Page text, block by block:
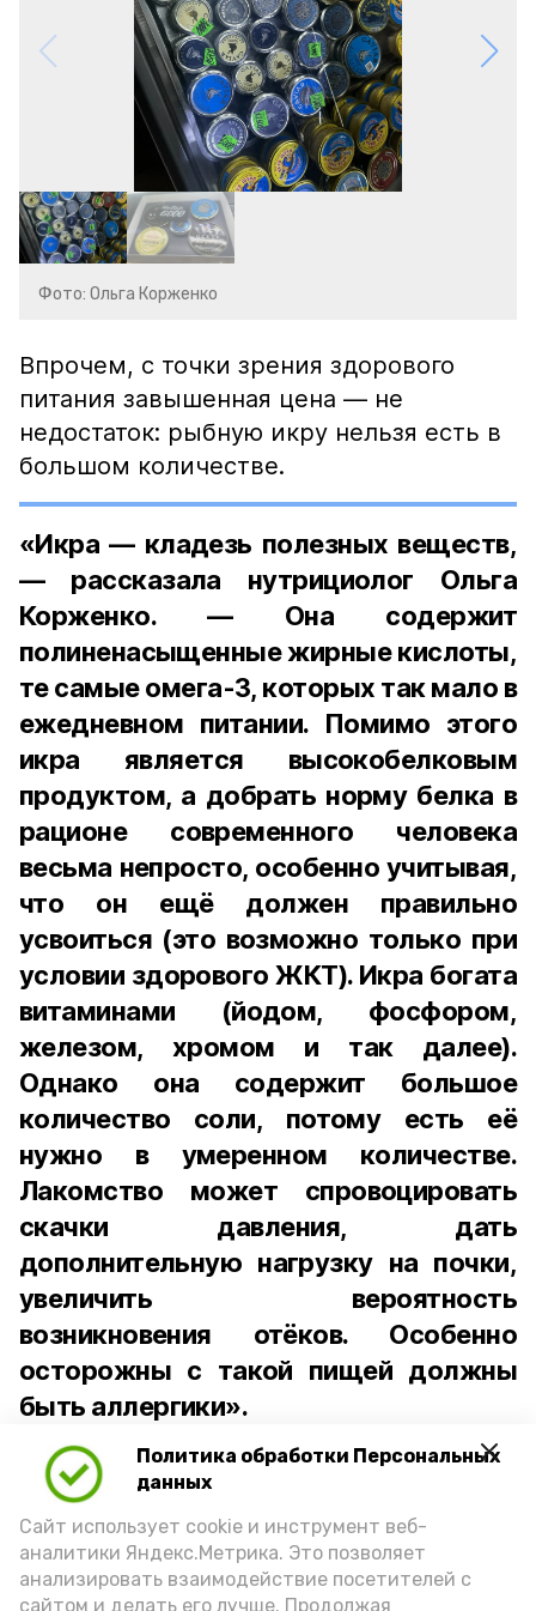
Политика обработки Персональных
данных
Сайт использует cookie и инструмент веб-
аналитики Яндекс.Метрика. Это позволяет
анализировать взаимодействие посетителей с
сайтом и делать его лучше. Продолжая
Фото: Ольга Корженко
Впрочем, с точки зрения здорового
питания завышенная цена — не
недостаток: рыбную икру нельзя есть в
большом количестве.
«Икра — кладезь полезных веществ,
— рассказала нутрициолог Ольга
Корженко. — Она содержит
полиненасыщенные жирные кислоты,
те самые омега-3, которых так мало в
ежедневном питании. Помимо этого
икра является высокобелковым
продуктом, а добрать норму белка в
рационе современного человека
весьма непросто, особенно учитывая,
что он ещё должен правильно
усвоиться (это возможно только при
условии здорового ЖКТ). Икра богата
витаминами (йодом, фосфором,
железом, хромом и так далее).
Однако она содержит большое
количество соли, потому есть её
нужно в умеренном количестве.
Лакомство может спровоцировать
скачки давления, дать
дополнительную нагрузку на почки,
увеличить вероятность
возникновения отёков. Особенно
осторожны с такой пищей должны
быть аллергики».
Для взрослого человека безопасной
порцией икры считается 30-50 граммов
(2-3 ложки). При этом следует обратить
внимание на хлеб, с которым она
подаётся: лучше выбирать